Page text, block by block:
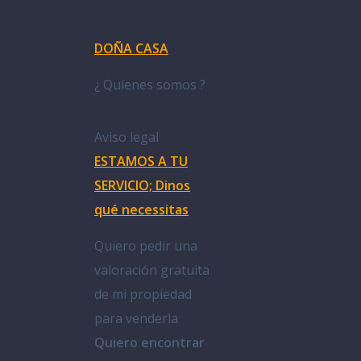
DOÑA CASA
¿ Quienes somos ?
Aviso legal
ESTAMOS A TU
SERVICIO; Dinos
qué necessitas
Quiero pedir una
valoración gratuita
de mi propiedad
para venderla
Quiero encontrar